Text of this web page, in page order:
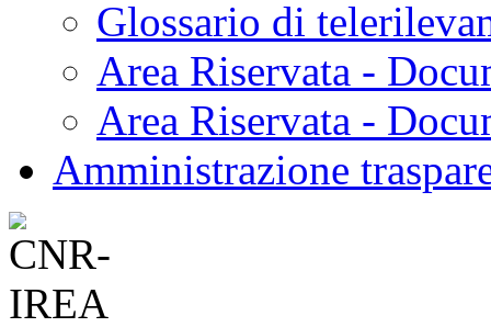
Glossario di
Area Riservata -
Area Riservata -
Amministrazione